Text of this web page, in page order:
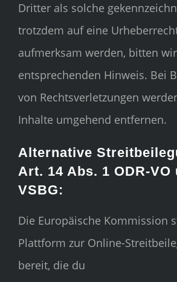
Dritter als solche
trotzdem auf eine
aufmerksam werden, bitten
entsprechenden Hinweis. Bei
von Rechtsverletzungen
Inhalte umgehend entfernen.
Alternative
Art. 14 Abs. 1 ODR-VO
VSBG:
Die Europäische Kommission
Plattform zur Online-
bereit, die du